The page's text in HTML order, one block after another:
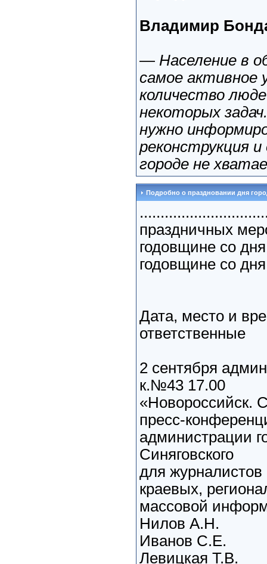
Владимир
— Население в
самое активное
количество
некоторых
нужно
реконструкция
городе не
Подробно о праздновании дня
праздничных
годовщине со
годовщине со
Дата, место и
ответственные
2 сентября
к.№43 17.00
«Новороссийск.
пресс-
администрации
Синяговского
для журналистов
краевых,
массовой
Нилов А.Н.
Иванов С.Е.
Левицкая Т.В.